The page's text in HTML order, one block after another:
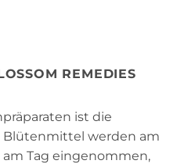
REMEDIES
ist die
Blütenmittel werden am
Tag eingenommen,